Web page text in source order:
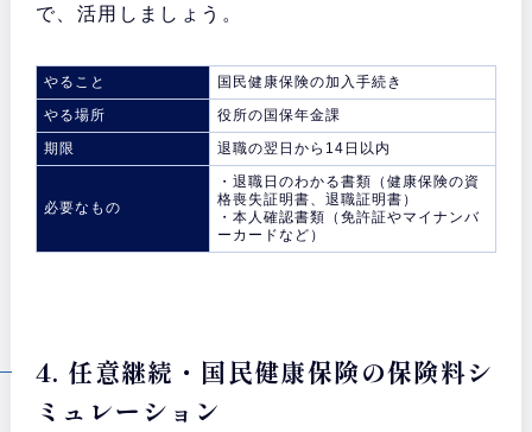
で、活用しましょう。
やること
国民健康保険の加入手続き
やる場所
役所の国保年金課
期限
退職の翌日から14日以内
必要なもの
・退職日のわかる書類（健康保険の資
格喪失証明書、退職証明書）
・本人確認書類（免許証やマイナンバ
ーカードなど）
4. 任意継続・国民健康保険の保険料シ
ミュレーション